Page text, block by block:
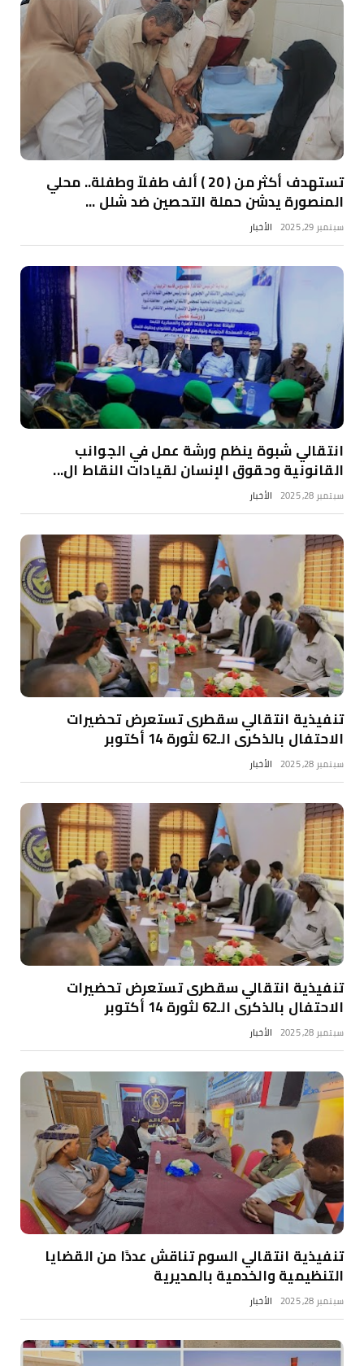
تستهدف أكثر من ( 20 ) ألف طفلاّ وطفلة.. محلي
المنصورة يدشن حملة التحصين ضد شلل ...
سبتمبر 29, 2025 الأخبار
انتقالي شبوة ينظم ورشة عمل في الجوانب
القانونية وحقوق الإنسان لقيادات النقاط ال...
سبتمبر 28, 2025 الأخبار
تنفيذية انتقالي سقطرى تستعرض تحضيرات
الاحتفال بالذكرى الـ62 لثورة 14 أكتوبر
سبتمبر 28, 2025 الأخبار
تنفيذية انتقالي سقطرى تستعرض تحضيرات
الاحتفال بالذكرى الـ62 لثورة 14 أكتوبر
سبتمبر 28, 2025 الأخبار
تنفيذية انتقالي السوم تناقش عددًا من القضايا
التنظيمية والخدمية بالمديرية
سبتمبر 28, 2025 الأخبار